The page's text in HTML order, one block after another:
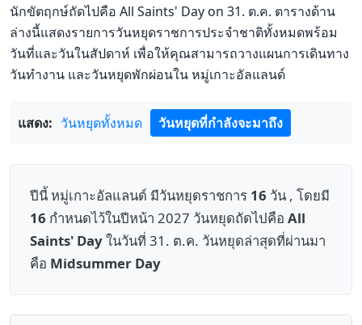
นักขัตฤกษ์ถัดไปคือ All Saints' Day on 31. ต.ค. ตารางด้าน
ล่างนี้แสดงรายการวันหยุดราชการประจำชาติทั้งหมดพร้อม
วันที่และวันในสัปดาห์ เพื่อให้คุณสามารถวางแผนการเดินทาง
วันทำงาน และวันหยุดพักผ่อนใน หมู่เกาะอัลแลนด์
แสดง: วันหยุดทั้งหมด วันหยุดที่กำลังจะมาถึง
ปีนี้ หมู่เกาะอัลแลนด์ มีวันหยุดราชการ 16 วัน , โดยมี
16 กำหนดไว้ในปีหน้า 2027 วันหยุดถัดไปคือ All
Saints' Dayในวันที่ 31. ต.ค. วันหยุดล่าสุดที่ผ่านมา
คือ Midsummer Day